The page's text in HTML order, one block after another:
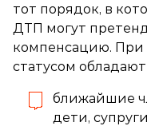
тот порядок, в
ДТП могут
компенсацию.
статусом
ближайшие
дети,